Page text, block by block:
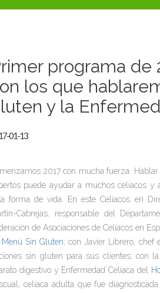
programa de
los que
y la
01-13
2017 con mucha fuerza.
puede ayudar a muchos celíacos
forma de vida. En este Celíacos en
Cabrejas, responsable del
de Asociaciones de Celíacos en
Menú Sin Gluten; con Javier Librero, chef
sin gluten para sus clientes; con
digestivo y Enfermedad Celíaca del
celíaca adulta que fue